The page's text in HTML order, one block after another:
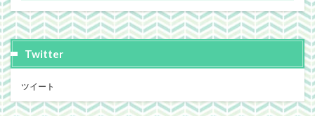
Twitter
ツイート